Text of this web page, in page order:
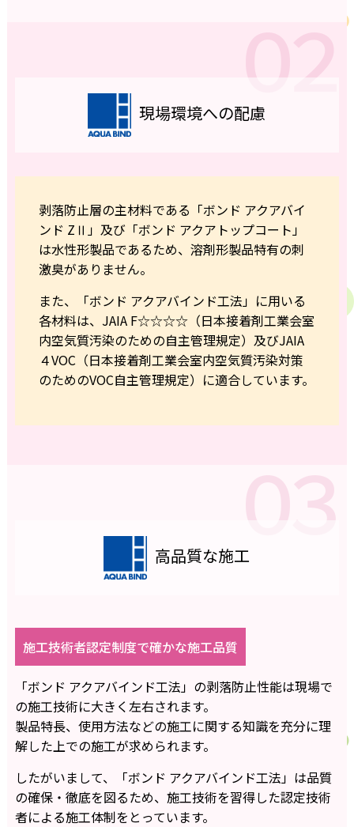
現場環境への配慮
剥落防止層の主材料である「ボンド アクアバイ
ンド ZⅡ」及び「ボンド アクアトップコート」
は水性形製品であるため、溶剤形製品特有の刺
激臭がありません。
また、「ボンド アクアバインド工法」に用いる
各材料は、JAIA F☆☆☆☆（日本接着剤工業会室
内空気質汚染のための自主管理規定）及びJAIA
４VOC（日本接着剤工業会室内空気質汚染対策
のためのVOC自主管理規定）に適合しています。
高品質な施工
施工技術者認定制度で確かな施工品質
「ボンド アクアバインド工法」の剥落防止性能は現場で
の施工技術に大きく左右されます。
製品特長、使用方法などの施工に関する知識を充分に理
解した上での施工が求められます。
したがいまして、「ボンド アクアバインド工法」は品質
の確保・徹底を図るため、施工技術を習得した認定技術
者による施工体制をとっています。